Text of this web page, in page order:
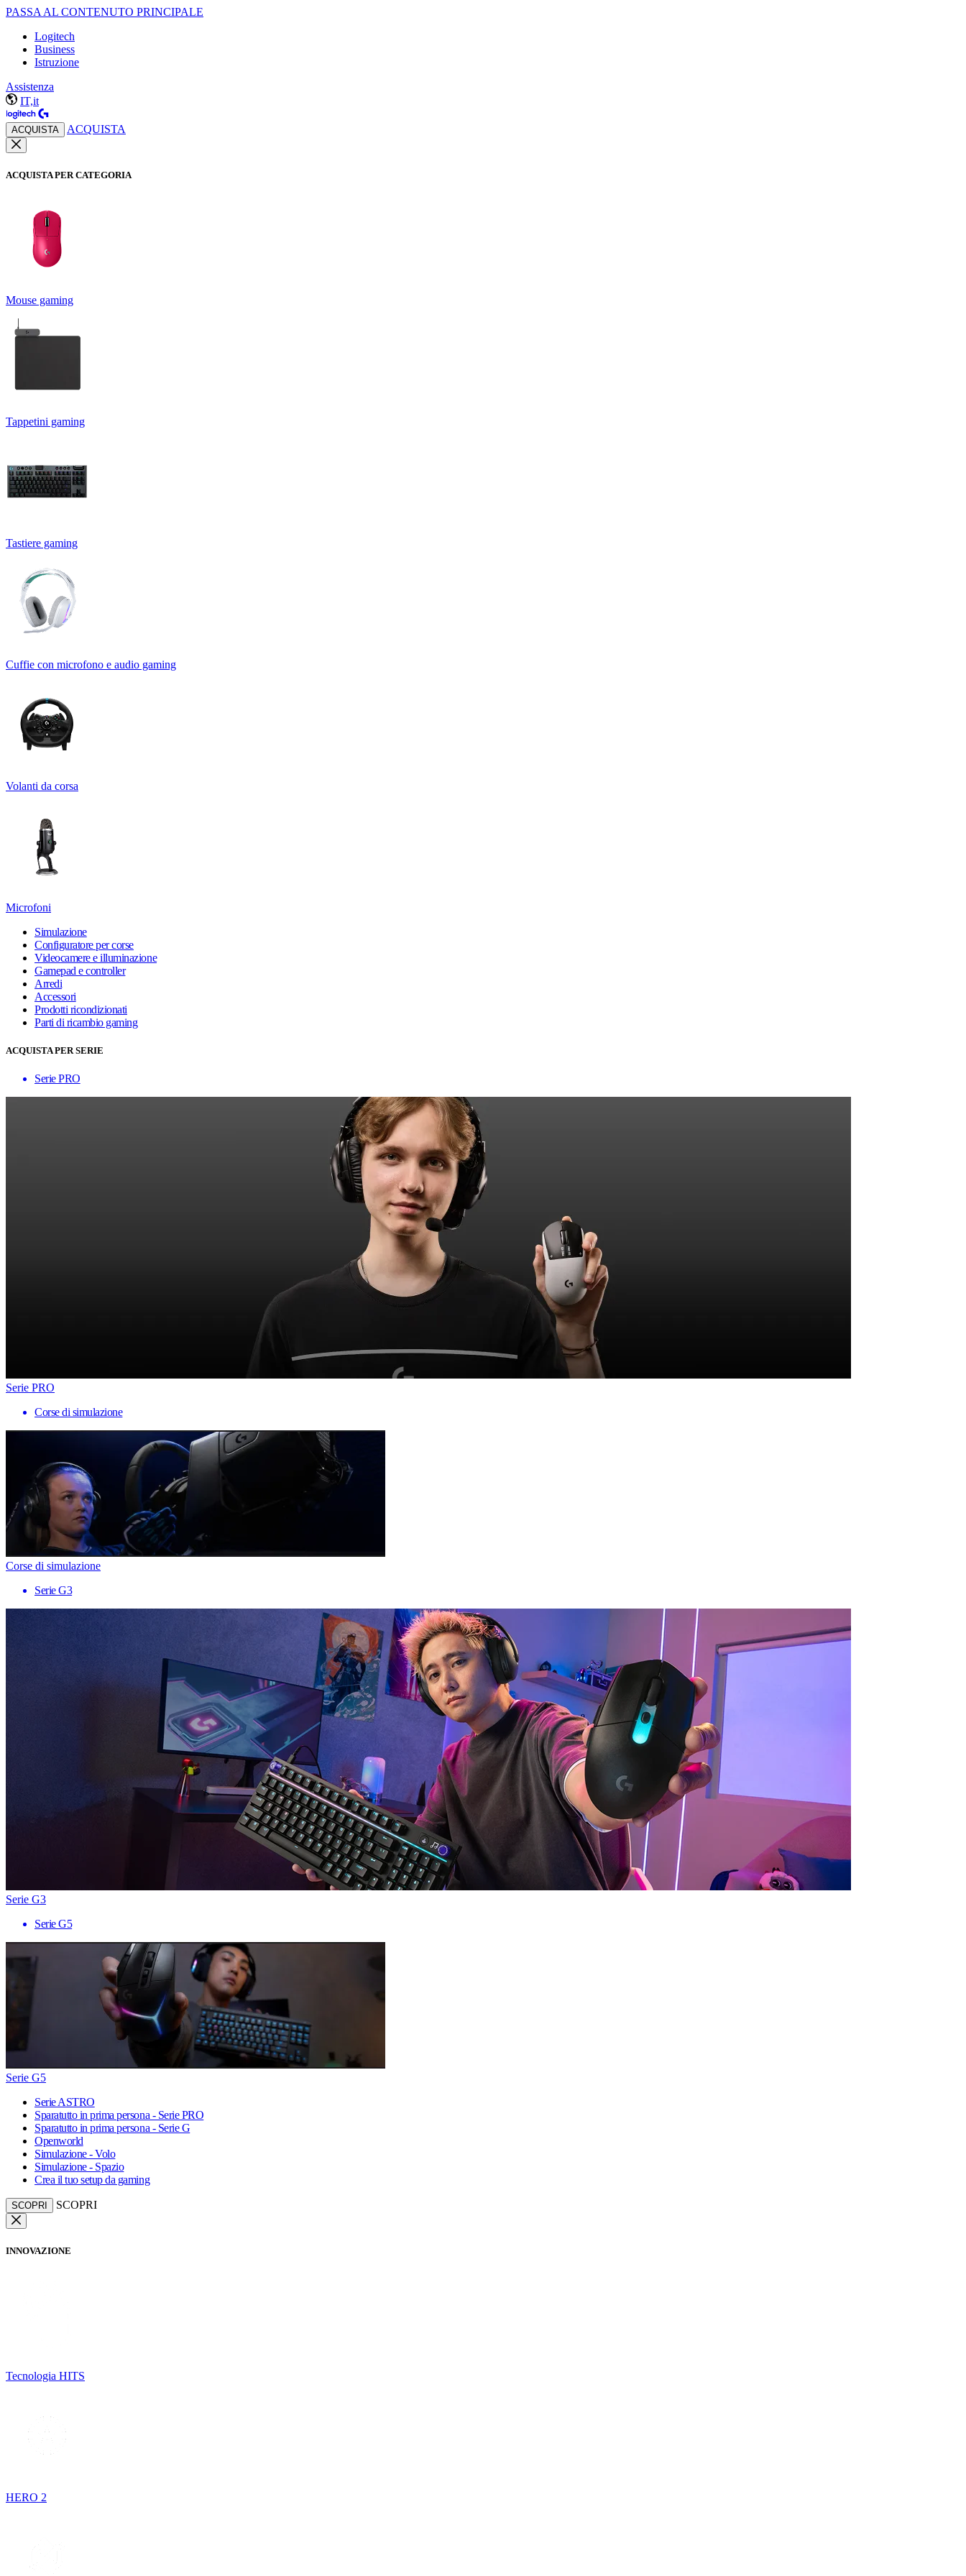
PASSA AL CONTENUTO PRINCIPALE
Logitech
Business
Istruzione
Assistenza
IT,it
ACQUISTA ACQUISTA
ACQUISTA PER CATEGORIA
Mouse gaming
Tappetini gaming
Tastiere gaming
Cuffie con microfono e audio gaming
Volanti da corsa
Microfoni
Simulazione
Configuratore per corse
Videocamere e illuminazione
Gamepad e controller
Arredi
Accessori
Prodotti ricondizionati
Parti di ricambio gaming
ACQUISTA PER SERIE
Serie PRO
Serie PRO
Corse di simulazione
Corse di simulazione
Serie G3
Serie G3
Serie G5
Serie G5
Serie ASTRO
Sparatutto in prima persona - Serie PRO
Sparatutto in prima persona - Serie G
Openworld
Simulazione - Volo
Simulazione - Spazio
Crea il tuo setup da gaming
SCOPRI SCOPRI
INNOVAZIONE
Tecnologia HITS
HERO 2